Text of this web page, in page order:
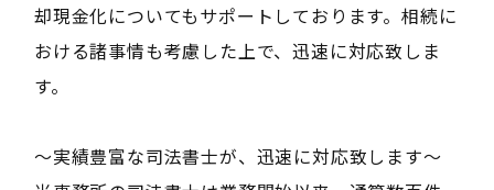
却現金化についてもサポートしております。相続に
おける諸事情も考慮した上で、迅速に対応致しま
す。
〜実績豊富な司法書士が、迅速に対応致します〜